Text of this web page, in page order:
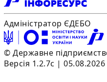
Адміністратор ЄДЕБО
© Державне
Версія 1.2.7c | 05.08.2026